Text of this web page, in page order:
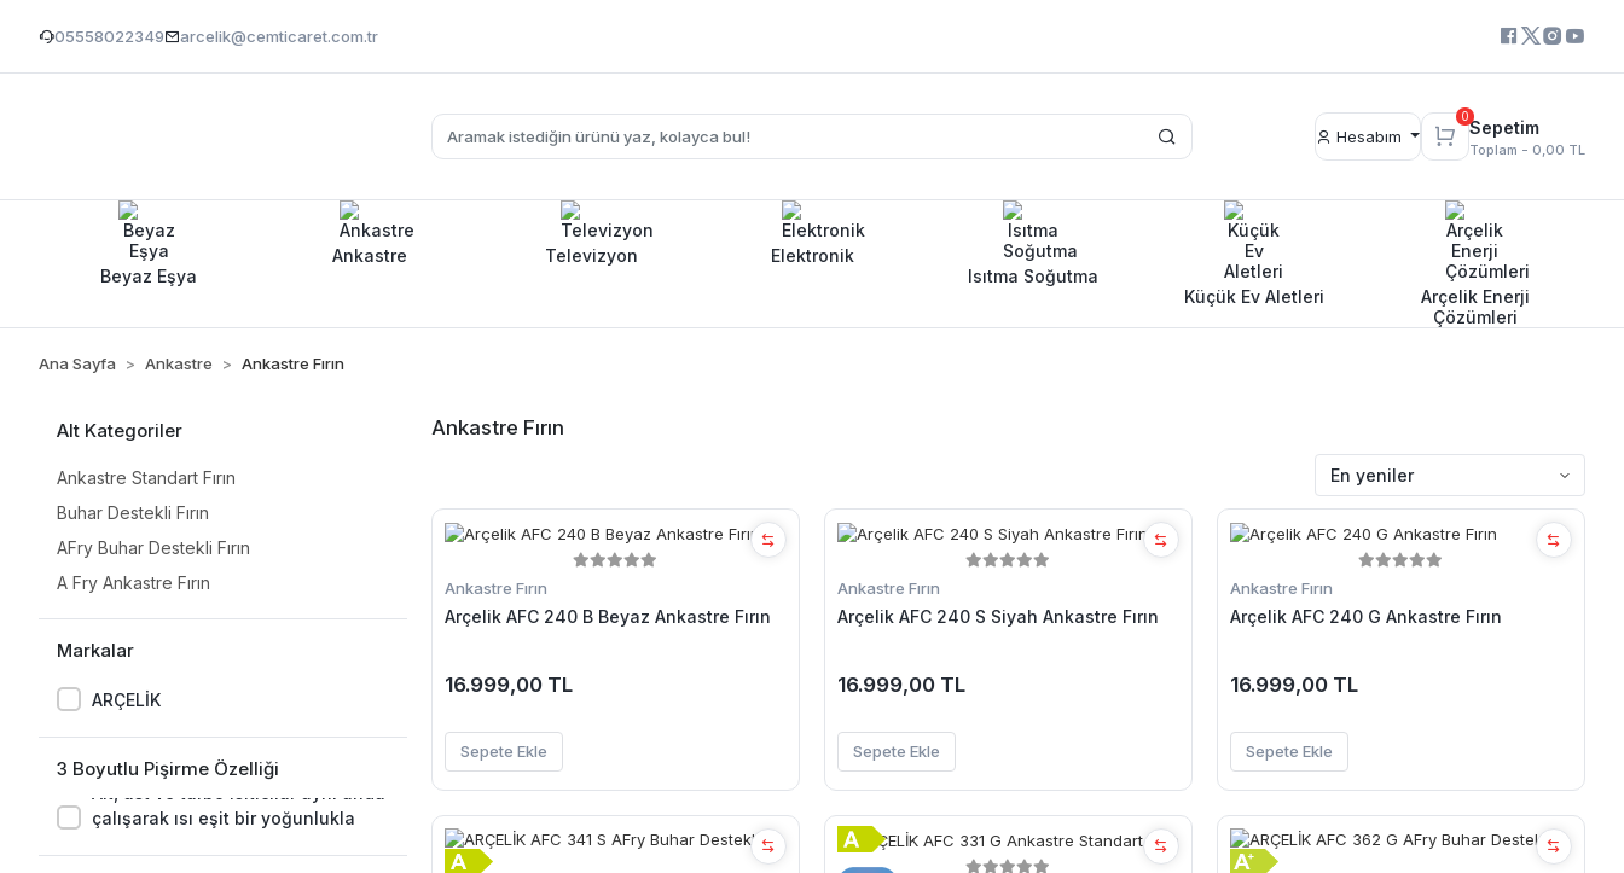
05558022349 arcelik@cemticaret.com.tr
Hesabım
0
Sepetim
Toplam - 0,00 TL
Beyaz Eşya
Ankastre Televizyon
Elektronik
Isıtma Soğutma
Küçük Ev Aletleri
Arçelik Enerji
Çözümleri
Ana Sayfa Ankastre Ankastre Fırın
Alt Kategoriler
Ankastre Standart Fırın
Buhar Destekli Fırın
AFry Buhar Destekli Fırın
A Fry Ankastre Fırın
Markalar
ARÇELİK
3 Boyutlu Pişirme Özelliği
çalışarak ısı eşit bir yoğunlukla
Ankastre Fırın
Ankastre Fırın
Arçelik AFC 240 B Beyaz Ankastre Fırın
16.999,00 TL
Sepete Ekle
Ankastre Fırın
Arçelik AFC 240 S Siyah Ankastre Fırın
16.999,00 TL
Sepete Ekle
Ankastre Fırın
Arçelik AFC 240 G Ankastre Fırın
16.999,00 TL
Sepete Ekle